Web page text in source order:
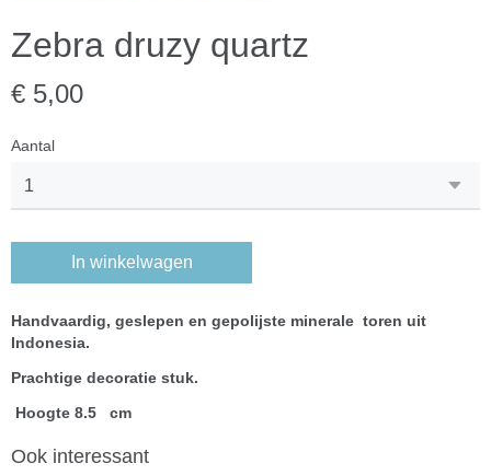
Zebra druzy quartz
€ 5,00
Aantal
In winkelwagen
Handvaardig, geslepen en gepolijste minerale toren uit
Indonesia.
Prachtige decoratie stuk.
Hoogte 8.5 cm
Ook interessant